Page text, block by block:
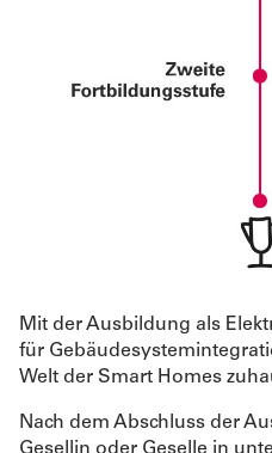
Mit der Ausbildung als
für
Welt der Smart Homes
Nach dem Abschluss der